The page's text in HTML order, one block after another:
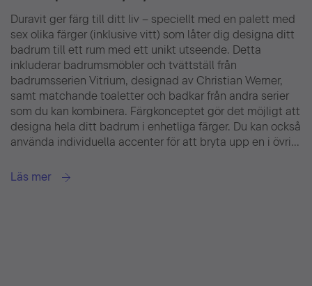
Duravit ger färg till ditt liv – speciellt med en palett med
sex olika färger (inklusive vitt) som låter dig designa ditt
badrum till ett rum med ett unikt utseende. Detta
inkluderar badrumsmöbler och tvättställ från
badrumsserien Vitrium, designad av Christian Werner,
samt matchande toaletter och badkar från andra serier
som du kan kombinera. Färgkonceptet gör det möjligt att
designa hela ditt badrum i enhetliga färger. Du kan också
använda individuella accenter för att bryta upp en i övri...
Läs mer